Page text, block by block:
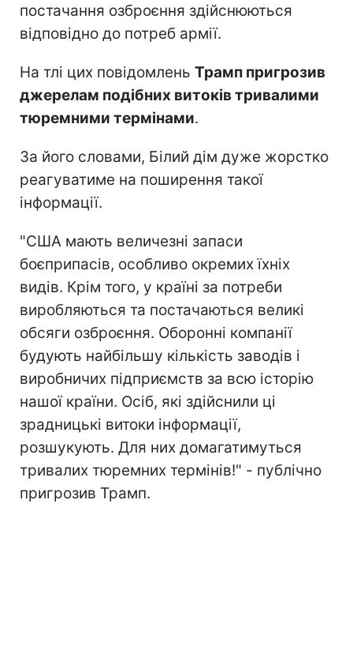
постачання озброєння здійснюються
відповідно до потреб армії.
На тлі цих повідомлень Трамп пригрозив
джерелам подібних витоків тривалими
тюремними термінами.
За його словами, Білий дім дуже жорстко
реагуватиме на поширення такої
інформації.
"США мають величезні запаси
боєприпасів, особливо окремих їхніх
видів. Крім того, у країні за потреби
виробляються та постачаються великі
обсяги озброєння. Оборонні компанії
будують найбільшу кількість заводів і
виробничих підприємств за всю історію
нашої країни. Осіб, які здійснили ці
зрадницькі витоки інформації,
розшукують. Для них домагатимуться
тривалих тюремних термінів!" - публічно
пригрозив Трамп.